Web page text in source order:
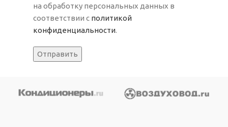
на обработку персональных данных в
соответствии с политикой
конфиденциальности.